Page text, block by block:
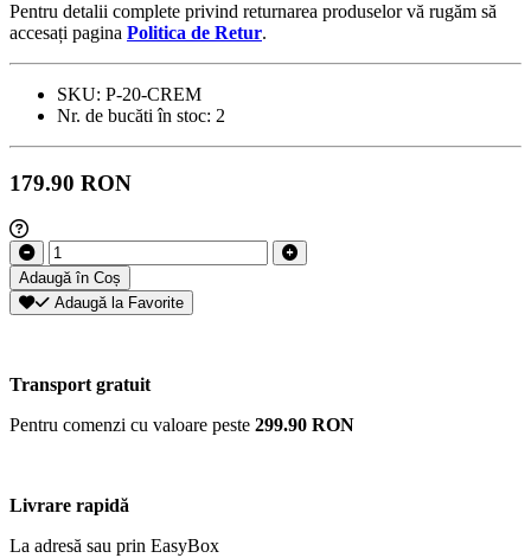
Pentru detalii complete privind returnarea produselor vă rugăm să
accesați pagina Politica de Retur.
SKU: P-20-CREM
Nr. de bucăti în stoc: 2
179.90 RON
Adaugă în Coș
Adaugă la Favorite
Transport gratuit
Pentru comenzi cu valoare peste 299.90 RON
Livrare rapidă
La adresă sau prin EasyBox